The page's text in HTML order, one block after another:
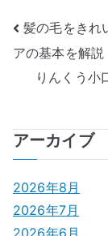
投
稿
ビ
ゲ
ー
髪の毛をきれ
アの基本を解説
りんくう小
アーカイブ
2026年8月
2026年7月